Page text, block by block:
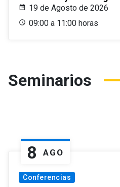
19 de Agosto de 2026
09:00 a 11:00 horas
Seminarios
8 AGO
Conferencias